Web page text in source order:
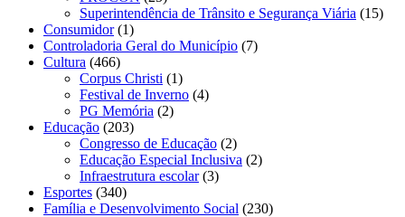
Superintendência de Trânsito e Segurança Viária (15)
Consumidor(1)
Controladoria Geral do Município (7)
Cultura (466)
Corpus Christi (1)
Festival de Inverno (4)
PG Memória (2)
Educação (203)
Congresso de Educação (2)
Educação Especial Inclusiva (2)
Infraestrutura escolar(3)
Esportes (340)
Família e Desenvolvimento Social (230)